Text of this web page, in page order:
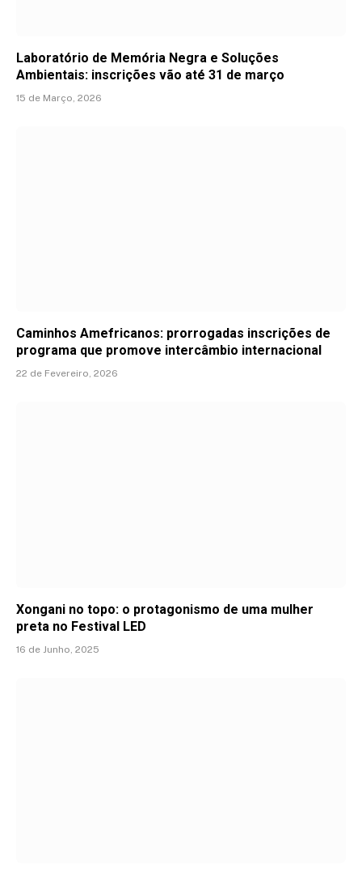
Laboratório de Memória Negra e Soluções
Ambientais: inscrições vão até 31 de março
15 de Março, 2026
Caminhos Amefricanos: prorrogadas inscrições de
programa que promove intercâmbio internacional
22 de Fevereiro, 2026
Xongani no topo: o protagonismo de uma mulher
preta no Festival LED
16 de Junho, 2025